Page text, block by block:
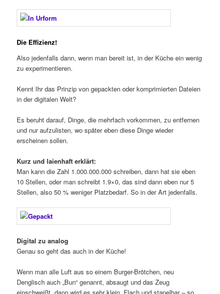
Die Effizienz!
Also jedenfalls dann, wenn man bereit ist, in der Küche ein wenig
zu experimentieren.
Kennt Ihr das Prinzip von gepackten oder komprimierten Dateien
in der digitalen Welt?
Es beruht darauf, Dinge, die mehrfach vorkommen, zu entfernen
und nur aufzulisten, wo später eben diese Dinge wieder
erscheinen sollen.
Kurz und laienhaft erklärt:
Man kann die Zahl 1.000.000.000 schreiben, dann hat sie eben
10 Stellen, oder man schreibt 1.9×0, das sind dann eben nur 5
Stellen, also 50 % weniger Platzbedarf. So in der Art jedenfalls.
Digital zu analog
Genau so geht das auch in der Küche!
Wenn man alle Luft aus so einem Burger-Brötchen, neu
Denglisch auch „Bun“ genannt, absaugt und das Zeug
einschweißt, dann wird es sehr klein. Flach und stapelbar – so